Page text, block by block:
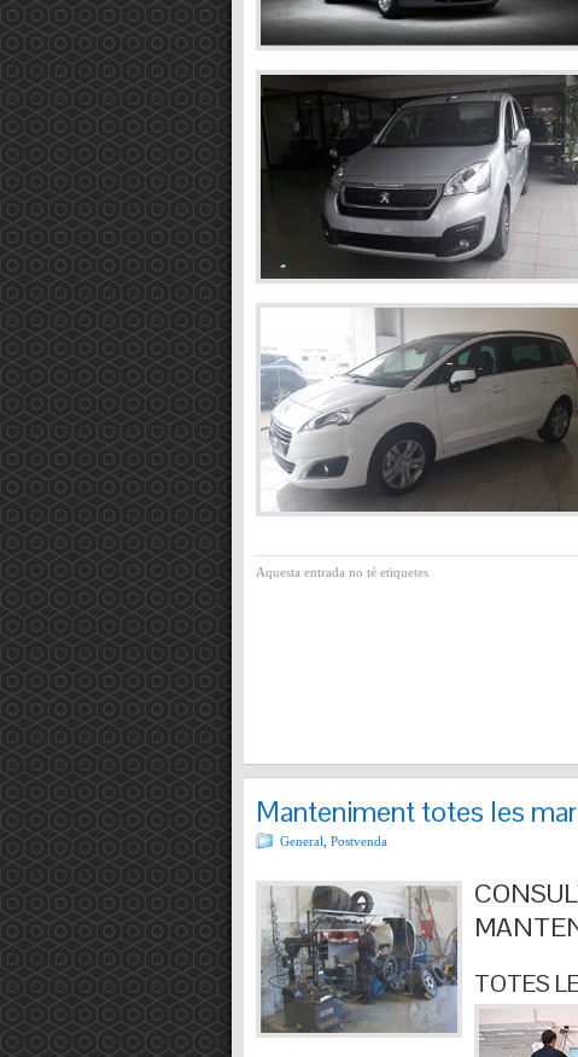
Aquesta entrada no té etiquetes
Manteniment totes les
General Postvenda
TOTES